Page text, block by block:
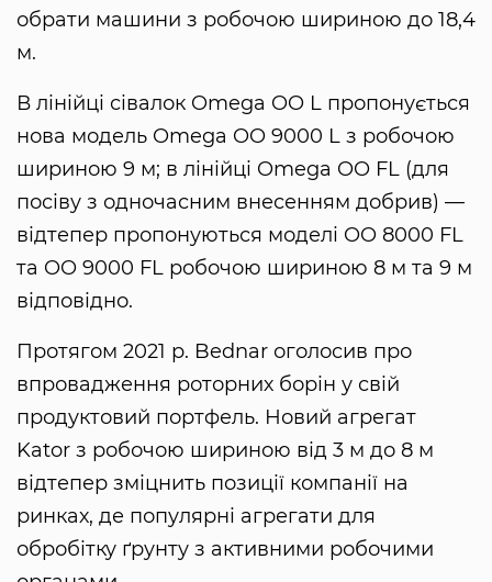
обрати машини з робочою шириною до 18,4
м.
В лінійці сівалок Omega OO L пропонується
нова модель Omega OO 9000 L з робочою
шириною 9 м; в лінійці Omega OO FL (для
посіву з одночасним внесенням добрив) —
відтепер пропонуються моделі OO 8000 FL
та OO 9000 FL робочою шириною 8 м та 9 м
відповідно.
Протягом 2021 р. Bednar оголосив про
впровадження роторних борін у свій
продуктовий портфель. Новий агрегат
Kator з робочою шириною від 3 м до 8 м
відтепер зміцнить позиції компанії на
ринках, де популярні агрегати для
обробітку ґрунту з активними робочими